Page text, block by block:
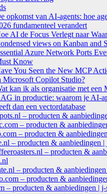
opkomst van AI-agents: hoe
fundamenteel verandert
AI de Focus Verlegt naar
views on Kanban and
Azure Network Ports
Know
You Seen the New MCP
Microsoft Copilot Studio?
kan ik als organisatie met een
in productie: waarom je AI-
dan een vectordatabase
– producten &
– producten &
– producten &
– producten & aanbiedingen |
– producten &
– producten &
– producten &
– producten & aanbiedingen | j-